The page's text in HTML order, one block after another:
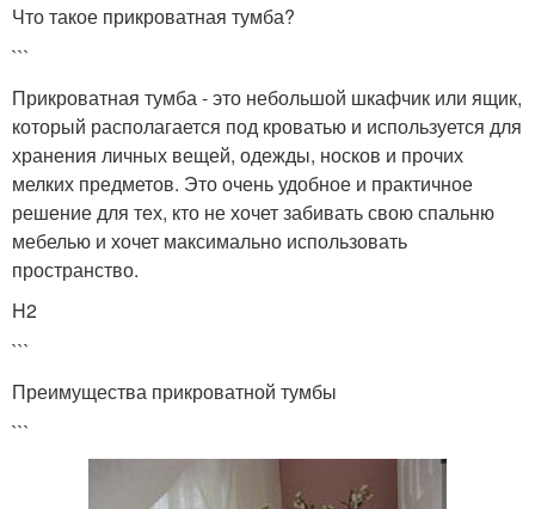
Что такое прикроватная тумба?
```
Прикроватная тумба - это небольшой шкафчик или ящик,
который располагается под кроватью и используется для
хранения личных вещей, одежды, носков и прочих
мелких предметов. Это очень удобное и практичное
решение для тех, кто не хочет забивать свою спальню
мебелью и хочет максимально использовать
пространство.
H2
```
Преимущества прикроватной тумбы
```